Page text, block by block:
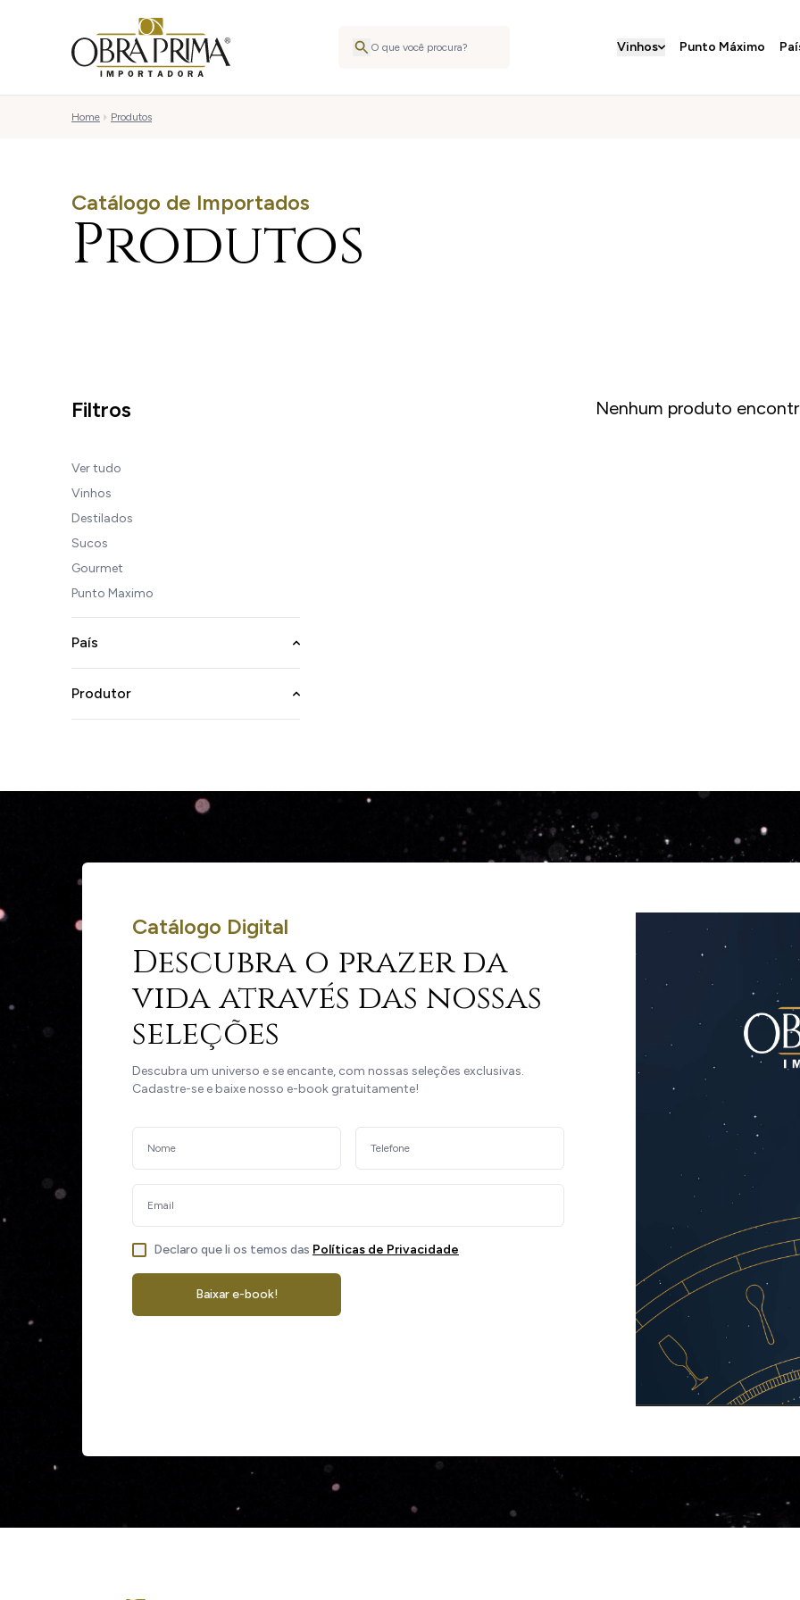
Vinhos Punto Máximo
Home Produtos
Catálogo de Importados
Produtos
Filtros
Ver tudo
Vinhos
Destilados
Sucos
Gourmet
Punto Maximo
País
Produtor
Nenhum produto
Catálogo Digital
Descubra o prazer da
vida através das nossas
seleções
Descubra um universo e se encante, com nossas seleções exclusivas.
Cadastre-se e baixe nosso e-book gratuitamente!
Declaro que li os temos das Políticas de Privacidade
Baixar e-book!